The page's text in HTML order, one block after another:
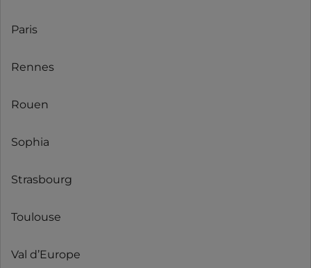
Paris
Rennes
Rouen
Sophia
Strasbourg
Toulouse
Val d’Europe